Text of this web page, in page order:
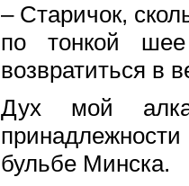
– Старичок,
по тонкой шее
возвратиться в
Дух мой
бульбе Минска.